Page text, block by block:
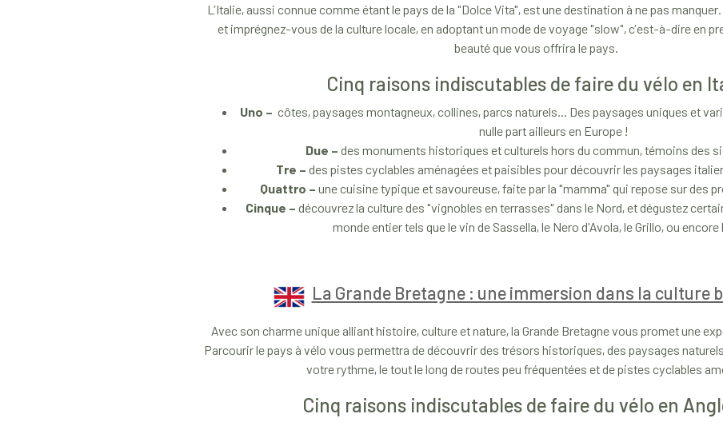
L’Italie, aussi connue comme étant le pays de la "Dolce Vita", est une destination à ne pas
et imprégnez-vous de la culture locale, en adoptant un mode de voyage "slow", c’est-à-dire en
beauté que vous offrira le pays.
Cinq raisons indiscutables de faire du vélo en
Uno – côtes, paysages montagneux, collines, parcs naturels... Des paysages uniques et
nulle part ailleurs en Europe !
Due – des monuments historiques et culturels hors du commun, témoins des
Tre – des pistes cyclables aménagées et paisibles pour découvrir les paysages
Quattro – une cuisine typique et savoureuse, faite par la "mamma" qui repose sur des
Cinque – découvrez la culture des "vignobles en terrasses" dans le Nord, et dégustez
monde entier tels que le vin de Sassella, le Nero d'Avola, le Grillo, ou encore
La Grande Bretagne : une immersion dans la culture
Avec son charme unique alliant histoire, culture et nature, la Grande Bretagne vous promet une
Parcourir le pays à vélo vous permettra de découvrir des trésors historiques, des paysages
votre rythme, le tout le long de routes peu fréquentées et de pistes cyclables
Cinq raisons indiscutables de faire du vélo en